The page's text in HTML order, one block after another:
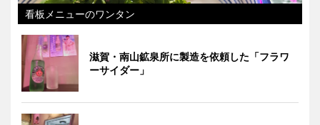
看板メニューのワンタン
滋賀・南山鉱泉所に製造を依頼した「フラワ
ーサイダー」